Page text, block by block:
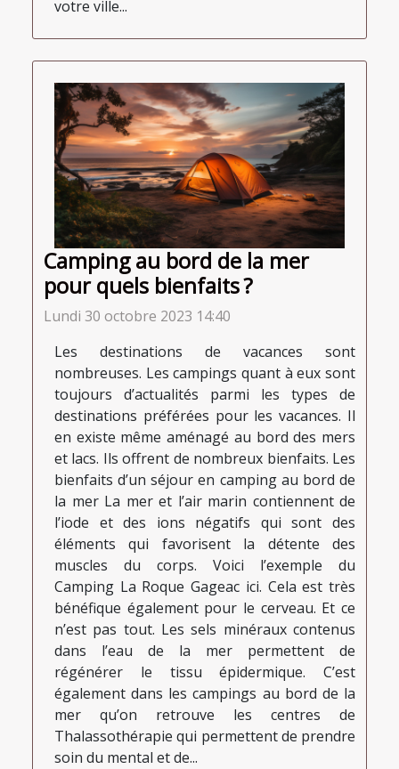
votre ville...
Camping au bord de la mer
pour quels bienfaits ?
Lundi 30 octobre 2023 14:40
Les destinations de vacances sont
nombreuses. Les campings quant à eux sont
toujours d’actualités parmi les types de
destinations préférées pour les vacances. Il
en existe même aménagé au bord des mers
et lacs. Ils offrent de nombreux bienfaits. Les
bienfaits d’un séjour en camping au bord de
la mer La mer et l’air marin contiennent de
l’iode et des ions négatifs qui sont des
éléments qui favorisent la détente des
muscles du corps. Voici l’exemple du
Camping La Roque Gageac ici. Cela est très
bénéfique également pour le cerveau. Et ce
n’est pas tout. Les sels minéraux contenus
dans l’eau de la mer permettent de
régénérer le tissu épidermique. C’est
également dans les campings au bord de la
mer qu’on retrouve les centres de
Thalassothérapie qui permettent de prendre
soin du mental et de...